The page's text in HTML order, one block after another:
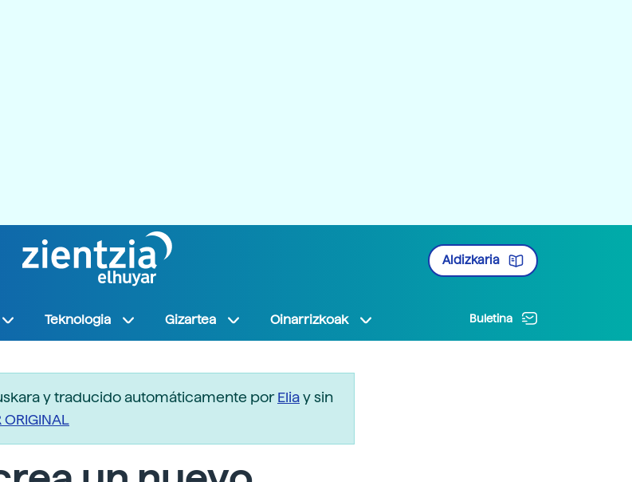
Aldizkaria
Teknologia Gizartea Oinarrizkoak Buletina
y traducido automáticamente porEliay sin
ORIGINAL